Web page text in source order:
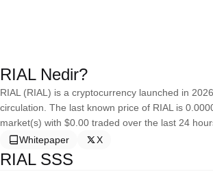
RIAL Nedir?
RIAL (RIAL) is a cryptocurrency launched in
circulation. The last known price of RIAL is
market(s) with $0.00 traded over the last 24
Whitepaper
X
RIAL SSS